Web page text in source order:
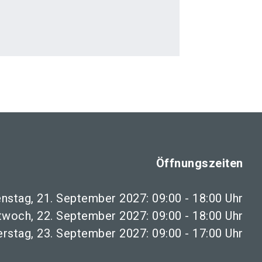
Öffnungszeiten
21. September 2027: 09:00 - 18:00 Uhr
22. September 2027: 09:00 - 18:00 Uhr
23. September 2027: 09:00 - 17:00 Uhr